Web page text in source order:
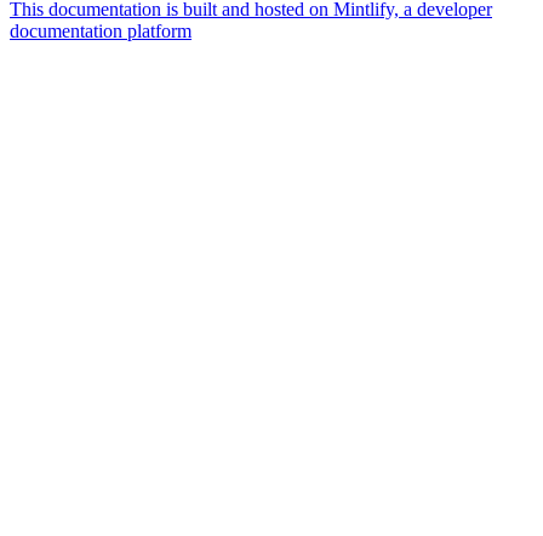
This documentation is built and hosted on Mintlify, a developer
documentation platform